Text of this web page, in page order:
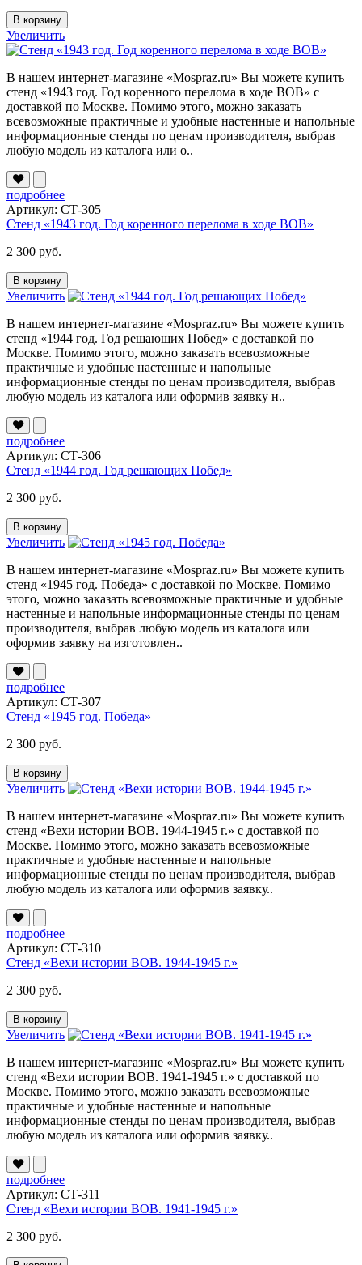
В корзину
Увеличить
В нашем интернет-магазине «Mospraz.ru» Вы можете купить
стенд «1943 год. Год коренного перелома в ходе ВОВ» с
доставкой по Москве. Помимо этого, можно заказать
всевозможные практичные и удобные настенные и напольные
информационные стенды по ценам производителя, выбрав
любую модель из каталога или о..
подробнее
Артикул: СТ-305
Стенд «1943 год. Год коренного перелома в ходе ВОВ»
2 300 руб.
В корзину
Увеличить
В нашем интернет-магазине «Mospraz.ru» Вы можете купить
стенд «1944 год. Год решающих Побед» с доставкой по
Москве. Помимо этого, можно заказать всевозможные
практичные и удобные настенные и напольные
информационные стенды по ценам производителя, выбрав
любую модель из каталога или оформив заявку н..
подробнее
Артикул: СТ-306
Стенд «1944 год. Год решающих Побед»
2 300 руб.
В корзину
Увеличить
В нашем интернет-магазине «Mospraz.ru» Вы можете купить
стенд «1945 год. Победа» с доставкой по Москве. Помимо
этого, можно заказать всевозможные практичные и удобные
настенные и напольные информационные стенды по ценам
производителя, выбрав любую модель из каталога или
оформив заявку на изготовлен..
подробнее
Артикул: СТ-307
Стенд «1945 год. Победа»
2 300 руб.
В корзину
Увеличить
В нашем интернет-магазине «Mospraz.ru» Вы можете купить
стенд «Вехи истории ВОВ. 1944-1945 г.» с доставкой по
Москве. Помимо этого, можно заказать всевозможные
практичные и удобные настенные и напольные
информационные стенды по ценам производителя, выбрав
любую модель из каталога или оформив заявку..
подробнее
Артикул: СТ-310
Стенд «Вехи истории ВОВ. 1944-1945 г.»
2 300 руб.
В корзину
Увеличить
В нашем интернет-магазине «Mospraz.ru» Вы можете купить
стенд «Вехи истории ВОВ. 1941-1945 г.» с доставкой по
Москве. Помимо этого, можно заказать всевозможные
практичные и удобные настенные и напольные
информационные стенды по ценам производителя, выбрав
любую модель из каталога или оформив заявку..
подробнее
Артикул: СТ-311
Стенд «Вехи истории ВОВ. 1941-1945 г.»
2 300 руб.